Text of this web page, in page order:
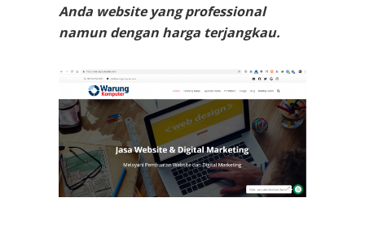
Anda website yang professional
namun dengan harga terjangkau.